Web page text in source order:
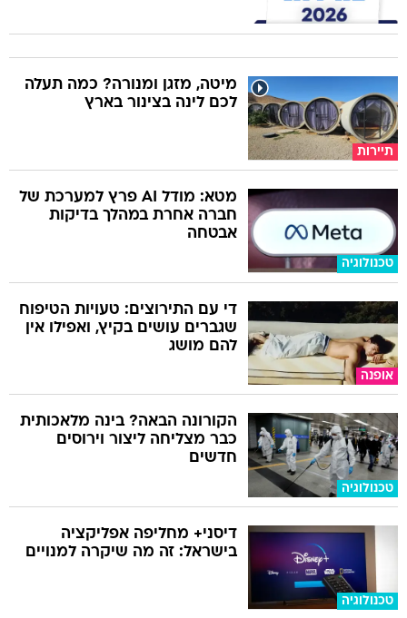
תיירות
מיטה, מזגן ומנורה? כמה תעלה
לכם לינה בצינור בארץ
טכנולוגיה
מטא: מודל AI פרץ למערכת של
חברה אחרת במהלך בדיקות
אבטחה
אופנה
די עם התירוצים: טעויות הטיפוח
שגברים עושים בקיץ, ואפילו אין
להם מושג
טכנולוגיה
הקורונה הבאה? בינה מלאכותית
כבר מצליחה ליצור וירוסים
חדשים
טכנולוגיה
דיסני+ מחליפה אפליקציה
בישראל: זה מה שיקרה למנויים